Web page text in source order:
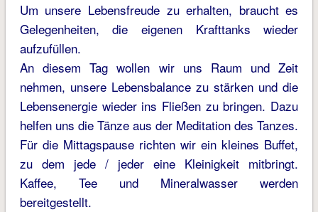
Um unsere Lebensfreude zu erhalten, braucht es
Gelegenheiten, die eigenen Krafttanks wieder
aufzufüllen.
An diesem Tag wollen wir uns Raum und Zeit
nehmen, unsere Lebensbalance zu stärken und die
Lebensenergie wieder ins Fließen zu bringen. Dazu
helfen uns die Tänze aus der Meditation des Tanzes.
Für die Mittagspause richten wir ein kleines Buffet,
zu dem jede / jeder eine Kleinigkeit mitbringt.
Kaffee, Tee und Mineralwasser werden
bereitgestellt.